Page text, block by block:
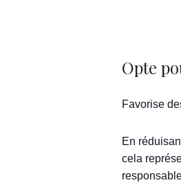
Opte
Favorise
En
cela